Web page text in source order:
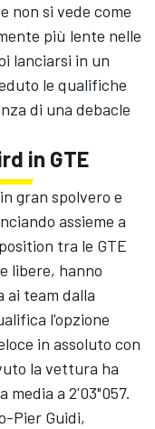
non si vede come
più lente nelle
lanciarsi in un
le qualifiche
di una debacle
in GTE
gran spolvero e
assieme a
tra le GTE
libere, hanno
ai team dalla
l'opzione
in assoluto con
la vettura ha
media a 2'03"057.
Pier Guidi,